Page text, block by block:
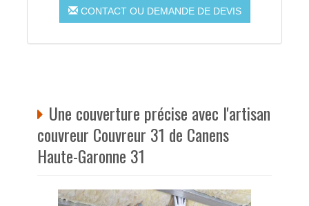
CONTACT OU DEMANDE DE DEVIS
Une couverture précise avec l'artisan
couvreur Couvreur 31 de Canens
Haute-Garonne 31